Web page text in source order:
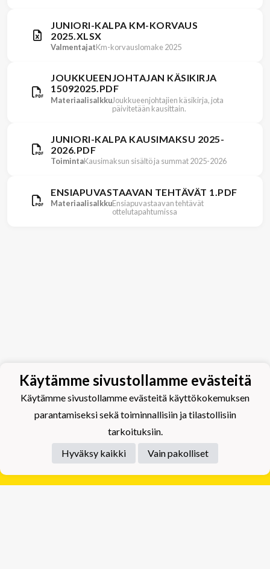
JUNIORI-KALPA KM-KORVAUS
2025.XLSX
ValmentajatKm-korvauslomake 2025
JOUKKUEENJOHTAJAN KÄSIKIRJA
15092025.PDF
MateriaalisalkkuJoukkueenjohtajien käsikirja, jota
päivitetään kausittain.
JUNIORI-KALPA KAUSIMAKSU 2025-
2026.PDF
ToimintaKausimaksun sisältö ja summat 2025-2026
ENSIAPUVASTAAVAN TEHTÄVÄT 1.PDF
MateriaalisalkkuEnsiapuvastaavan tehtävät
ottelutapahtumissa
Tietosuojaseloste
Käytämme sivustollamme evästeitä
Käytämme sivustollamme evästeitä käyttökokemuksen
parantamiseksi sekä toiminnallisiin ja tilastollisiin
tarkoituksiin.
Hyväksy kaikki
Vain pakolliset